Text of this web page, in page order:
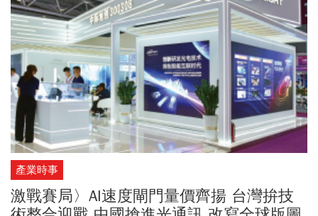
標的，建倉107.7萬股，買入市值高達3.64億美元，成第十大重倉
股。橋水也同步加碼多檔半導體股，包括美光、博通與邁威爾科技
（Marvell Technology）。
產業時事
激戰賽局〉AI速度閘門量價齊揚 台灣拚技